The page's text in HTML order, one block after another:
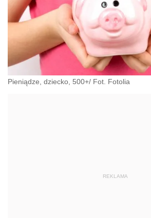
Pieniądze, dziecko, 500+/ Fot. Fotolia